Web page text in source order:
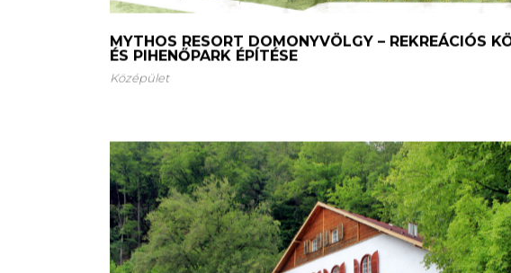
MYTHOS RESORT DOMONYVÖLGY – REKREÁCIÓS
ÉS PIHENŐPARK ÉPÍTÉSE
Középület